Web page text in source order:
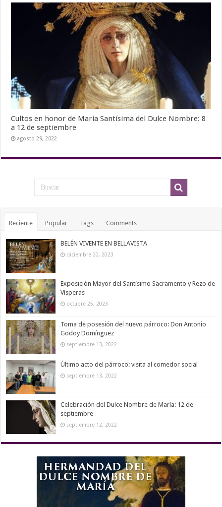
Cultos en honor de María Santísima del Dulce Nombre: 8
a 12 de septiembre
agosto 29, 2022
Reciente Popular Tags Comments
BELÉN VIVENTE EN BELLAVISTA
diciembre 20, 2023
Exposición Mayor del Santísimo Sacramento y Rezo de
Vísperas
octubre 25, 2023
Toma de posesión del nuevo párroco: Don Antonio
Godoy Domínguez
septiembre 13, 2022
Último acto del párroco: visita al comedor social
septiembre 13, 2022
Celebración del Dulce Nombre de María: 12 de
septiembre
septiembre 12, 2022